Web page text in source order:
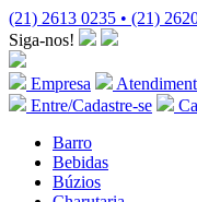
(21) 2613 0235 • (21)
Siga-nos!
Empresa
Entre/Cadastre-se
Barro
Bebidas
Búzios